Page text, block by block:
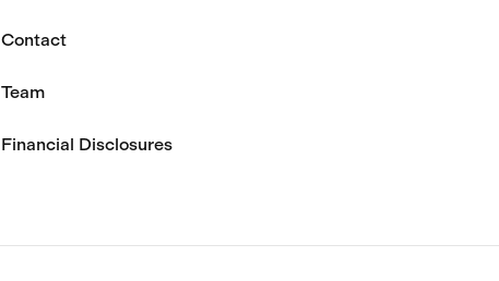
Contact
Team
Financial Disclosures